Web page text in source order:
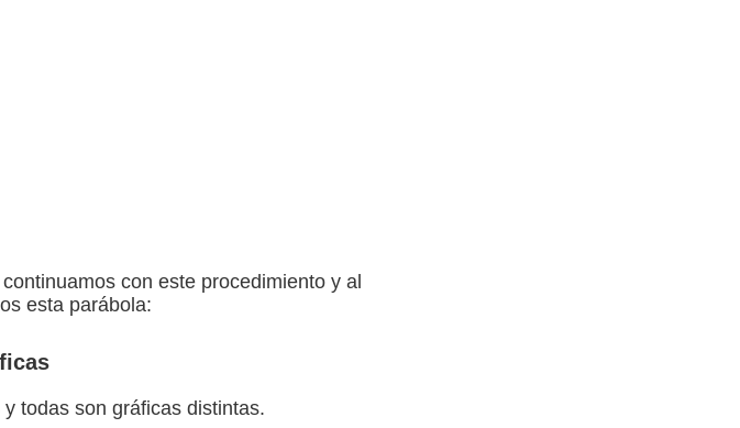
con este procedimiento y al
esta parábola:
todas son gráficas distintas.